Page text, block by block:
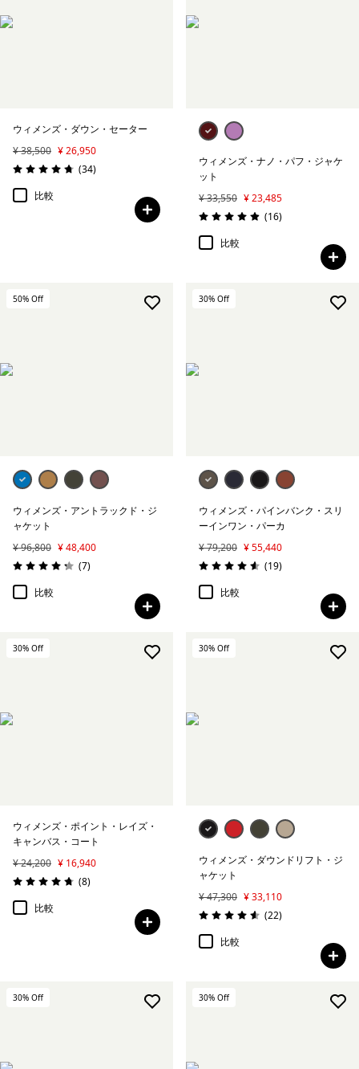
ウィメンズ・ダウン・セーター
¥ 38,500 ¥ 26,950
評価: 4.7 / 5
(34レビュー
)
比較
ウィメンズ・ナノ・パフ・ジャケ
ット
¥ 33,550 ¥ 23,485
評価: 4.9 / 5
(16レビュー
)
比較
50% Off
ウィメンズ・アントラックド・ジ
ャケット
¥ 96,800 ¥ 48,400
評価: 4.3 / 5
(7レビュー
)
比較
30% Off
ウィメンズ・パインバンク・スリ
ーインワン・パーカ
¥ 79,200 ¥ 55,440
評価: 4.6 / 5
(19レビュー
)
比較
30% Off
ウィメンズ・ポイント・レイズ・
キャンバス・コート
¥ 24,200 ¥ 16,940
評価: 4.8 / 5
(8レビュー
)
比較
30% Off
ウィメンズ・ダウンドリフト・ジ
ャケット
¥ 47,300 ¥ 33,110
評価: 4.6 / 5
(22レビュー
)
比較
30% Off 30% Off